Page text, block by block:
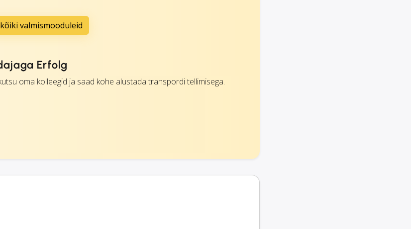
valmismooduleid
Erfolg
oma kolleegid ja saad kohe alustada transpordi tellimisega.